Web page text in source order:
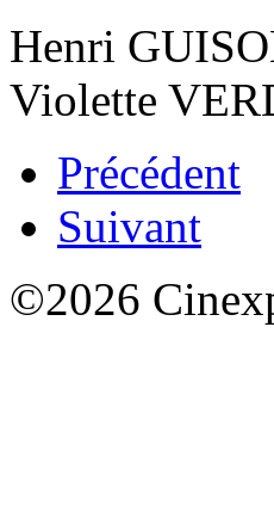
Henri
Violette
Précédent
Suivant
©2026